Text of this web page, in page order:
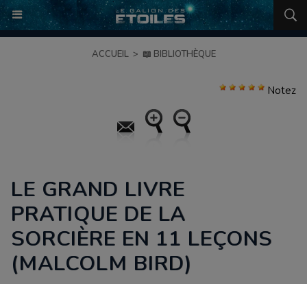
ACCUEIL > 📖 BIBLIOTHÈQUE
Notez
LE GRAND LIVRE
PRATIQUE DE LA
SORCIÈRE EN 11 LEÇONS
(MALCOLM BIRD)